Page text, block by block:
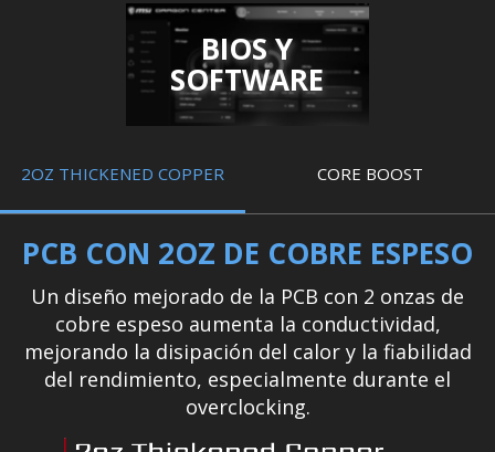
BIOS Y
SOFTWARE
2OZ THICKENED COPPER CORE BOOST
PCB CON 2OZ DE COBRE ESPESO
Un diseño mejorado de la PCB con 2 onzas de
cobre espeso aumenta la conductividad,
mejorando la disipación del calor y la fiabilidad
del rendimiento, especialmente durante el
overclocking.